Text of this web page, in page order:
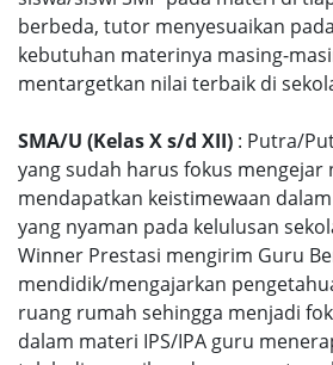
berbeda, tutor menyesuaikan
kebutuhan materinya masing-
mentargetkan nilai terbaik di
SMA/U (Kelas X s/d XII) : Putra/
yang sudah harus fokus
mendapatkan keistimewaan
yang nyaman pada kelulusan
Winner Prestasi mengirim Guru
mendidik/mengajarkan
ruang rumah sehingga menjadi
dalam materi IPS/IPA guru